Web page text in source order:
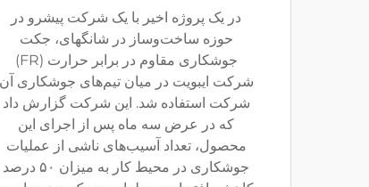
در یک پروژه اخیر با یک شرکت پیشرو در
حوزه ساخت‌وساز در شانگهای، جکت
جوشکاری مقاوم در برابر حرارت (FR)
شرکت ایبویت در میان تیم‌های جوشکاری آن
شرکت استفاده شد. این شرکت گزارش داد
که در عرض سه ماه پس از اجرای این
محصول، تعداد آسیب‌های ناشی از عملیات
جوشکاری در محیط کار به میزان ۵۰ درصد